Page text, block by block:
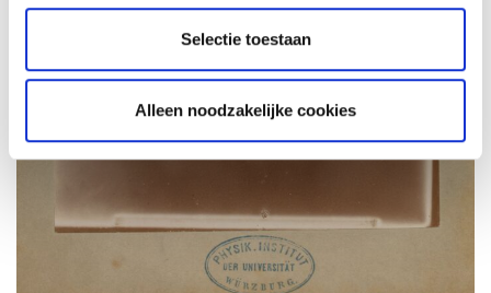
Selectie toestaan
Alleen noodzakelijke cookies